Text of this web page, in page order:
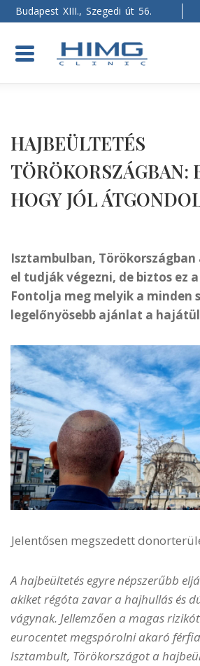
Budapest XIII., Szegedi út 56.
Toggle
navigation
HAJBEÜLTETÉS
TÖRÖKORSZÁGBAN:
HOGY JÓL
Isztambulban,
el tudják végezni, de biztos ez
Fontolja meg melyik a minden
legelőnyösebb ajánlat a
Jelentősen megszedett
A hajbeültetés egyre népszerűbb
akiket régóta zavar a hajhullás és
vágynak. Jellemzően a magas
eurocentet megspórolni akaró
Isztambult, Törökországot a